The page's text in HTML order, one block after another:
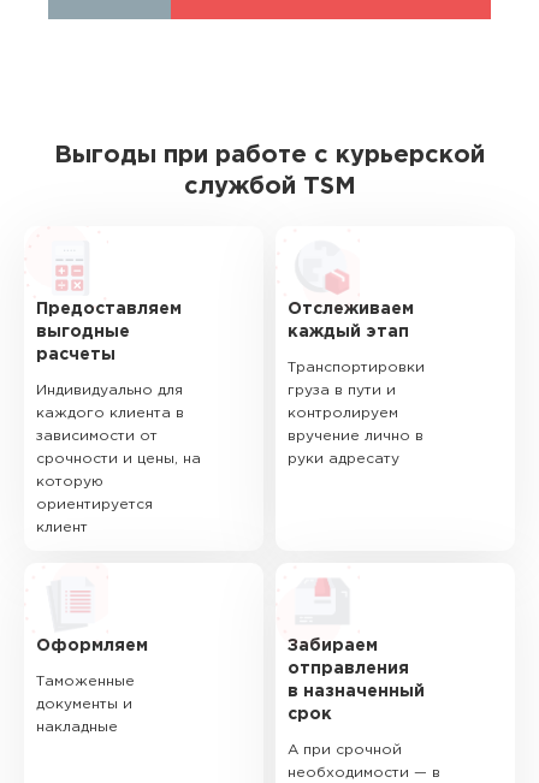
Выгоды при работе с курьерской
службой TSM
Предоставляем
выгодные
расчеты
Индивидуально для
каждого клиента в
зависимости от
срочности и цены, на
которую
ориентируется
клиент
Отслеживаем
каждый этап
Транспортировки
груза в пути и
контролируем
вручение лично в
руки адресату
Оформляем
Таможенные
документы и
накладные
Забираем
отправления
в назначенный
срок
А при срочной
необходимости — в